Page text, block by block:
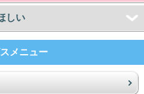
しい
メニュー